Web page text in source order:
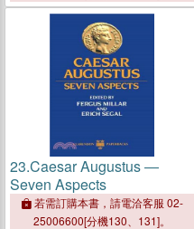
23.Caesar Augustus ―
Seven Aspects
若需訂購本書，請電洽客服 02-
25006600[分機130、131]。